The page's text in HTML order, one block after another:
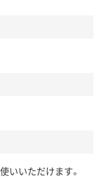
いいただけます。